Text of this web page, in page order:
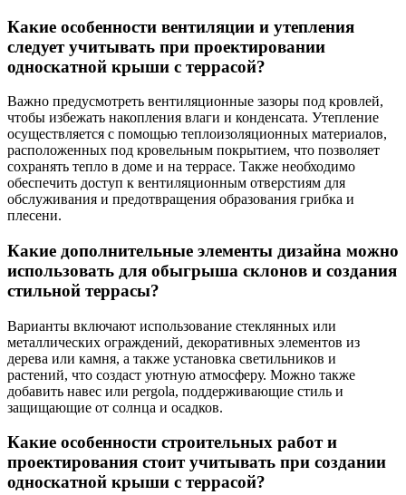
Какие особенности вентиляции и утепления
следует учитывать при проектировании
односкатной крыши с террасой?
Важно предусмотреть вентиляционные зазоры под кровлей,
чтобы избежать накопления влаги и конденсата. Утепление
осуществляется с помощью теплоизоляционных материалов,
расположенных под кровельным покрытием, что позволяет
сохранять тепло в доме и на террасе. Также необходимо
обеспечить доступ к вентиляционным отверстиям для
обслуживания и предотвращения образования грибка и
плесени.
Какие дополнительные элементы дизайна можно
использовать для обыгрыша склонов и создания
стильной террасы?
Варианты включают использование стеклянных или
металлических ограждений, декоративных элементов из
дерева или камня, а также установка светильников и
растений, что создаст уютную атмосферу. Можно также
добавить навес или pergola, поддерживающие стиль и
защищающие от солнца и осадков.
Какие особенности строительных работ и
проектирования стоит учитывать при создании
односкатной крыши с террасой?